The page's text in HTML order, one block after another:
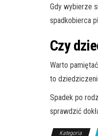
Gdy wybierze
spadkobierca
Czy
Warto
to
Spadek po
sprawdzić
Kategoria